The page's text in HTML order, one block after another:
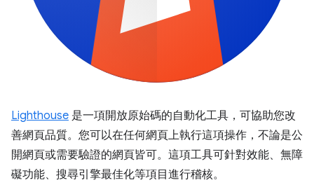
Lighthouse 是一項開放原始碼的自動化工具，可協助您改
善網頁品質。您可以在任何網頁上執行這項操作，不論是公
開網頁或需要驗證的網頁皆可。這項工具可針對效能、無障
礙功能、搜尋引擎最佳化等項目進行稽核。